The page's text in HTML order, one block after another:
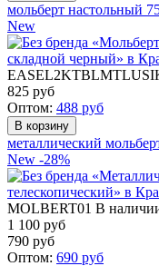
мольберт настольный
New
825 руб
Оптом: 488 руб
металлический
New -28%
MOLBERT01 В
1 100 руб
790 руб
Оптом: 690 руб